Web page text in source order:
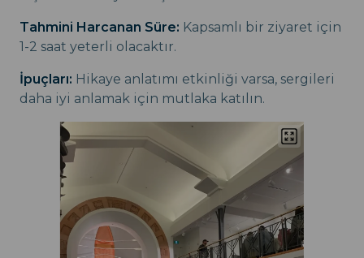
Tahmini Harcanan Süre: Kapsamlı bir ziyaret için
1-2 saat yeterli olacaktır.
İpuçları: Hikaye anlatımı etkinliği varsa, sergileri
daha iyi anlamak için mutlaka katılın.